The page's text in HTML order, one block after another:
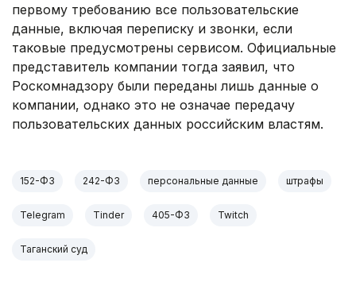
первому требованию все пользовательские
данные, включая переписку и звонки, если
таковые предусмотрены сервисом. Официальные
представитель компании тогда заявил, что
Роскомнадзору были переданы лишь данные о
компании, однако это не означае передачу
пользовательских данных российским властям.
152-ФЗ 242-ФЗ персональные данные штрафы
Telegram Tinder 405-ФЗ Twitch
Таганский суд